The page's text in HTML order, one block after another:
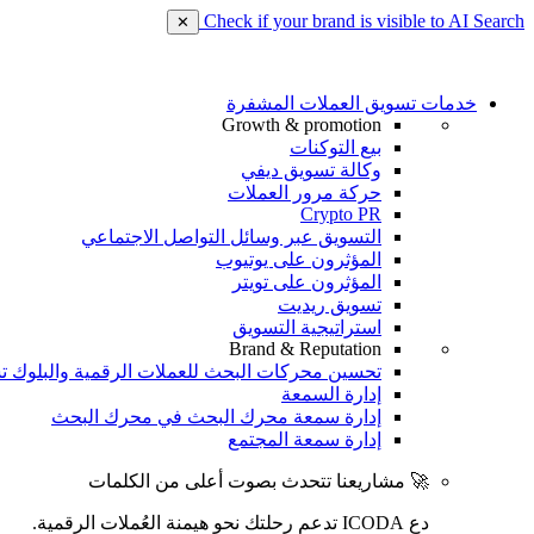
Check if your brand is visible to AI Search
✕
خدمات تسويق العملات المشفرة
Growth & promotion
بيع التوكنات
وكالة تسويق ديفي
حركة مرور العملات
Crypto PR
التسويق عبر وسائل التواصل الاجتماعي
المؤثرون على يوتيوب
المؤثرون على تويتر
تسويق ريديت
استراتيجية التسويق
Brand & Reputation
تحسين محركات البحث للعملات الرقمية والبلوك
إدارة السمعة
إدارة سمعة محرك البحث في محرك البحث
إدارة سمعة المجتمع
🚀 مشاريعنا تتحدث بصوت أعلى من الكلمات
دع ICODA تدعم رحلتك نحو هيمنة العُملات الرقمية.